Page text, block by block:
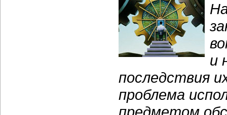
и
последствия
проблема